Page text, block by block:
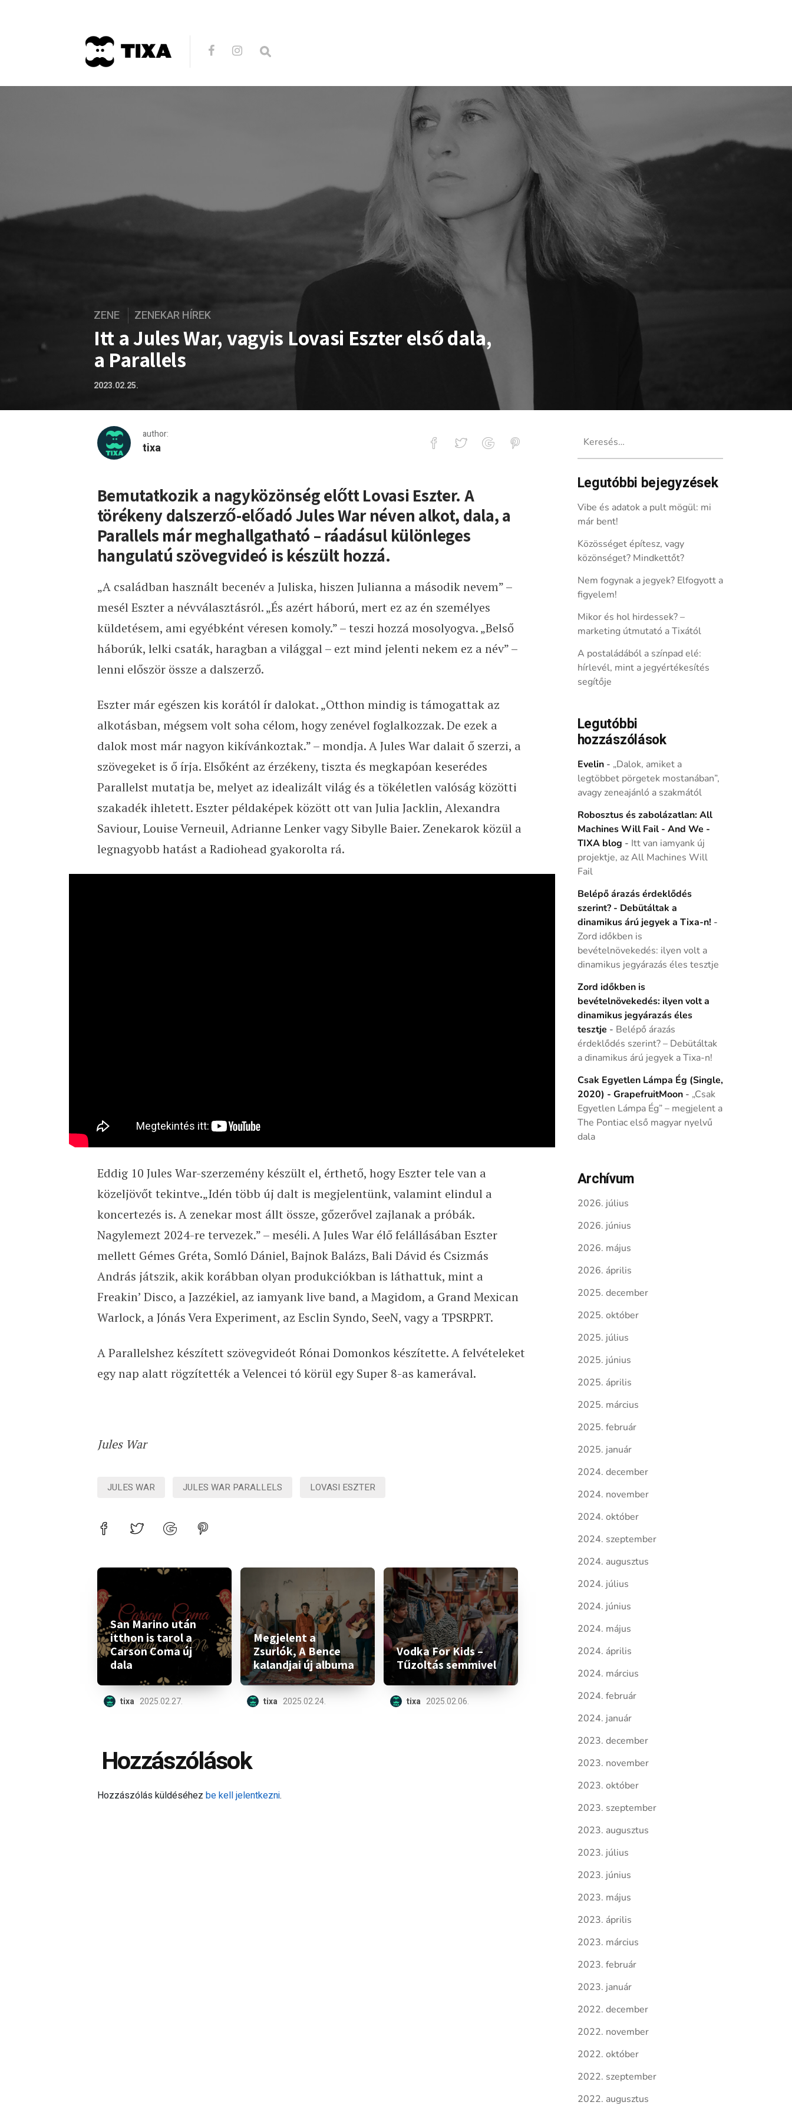
ZENE ZENEKAR HÍREK
Itt a Jules War, vagyis Lovasi Eszter első dala,
a Parallels
2023.02.25.
author:
tixa
Itt a Jules War, vagyis Lovasi Eszter első dala, a Parallels
Bemutatkozik a nagyközönség előtt Lovasi Eszter. A
törékeny dalszerző-előadó Jules War néven alkot, dala, a
Parallels már meghallgatható – ráadásul különleges
hangulatú szövegvideó is készült hozzá.
„A családban használt becenév a Juliska, hiszen Julianna a második nevem” –
mesél Eszter a névválasztásról. „És azért háború, mert ez az én személyes
küldetésem, ami egyébként véresen komoly.” – teszi hozzá mosolyogva. „Belső
háborúk, lelki csaták, haragban a világgal – ezt mind jelenti nekem ez a név” –
lenni először össze a dalszerző.
Eszter már egészen kis korától ír dalokat. „Otthon mindig is támogattak az
alkotásban, mégsem volt soha célom, hogy zenével foglalkozzak. De ezek a
dalok most már nagyon kikívánkoztak.” – mondja. A Jules War dalait ő szerzi, a
szövegeket is ő írja. Elsőként az érzékeny, tiszta és megkapóan keserédes
Parallelst mutatja be, melyet az idealizált világ és a tökéletlen valóság közötti
szakadék ihletett. Eszter példaképek között ott van Julia Jacklin, Alexandra
Saviour, Louise Verneuil, Adrianne Lenker vagy Sibylle Baier. Zenekarok közül a
legnagyobb hatást a Radiohead gyakorolta rá.
Eddig 10 Jules War-szerzemény készült el, érthető, hogy Eszter tele van a
közeljövőt tekintve.„Idén több új dalt is megjelentünk, valamint elindul a
koncertezés is. A zenekar most állt össze, gőzerővel zajlanak a próbák.
Nagylemezt 2024-re tervezek.” – meséli. A Jules War élő felállásában Eszter
mellett Gémes Gréta, Somló Dániel, Bajnok Balázs, Bali Dávid és Csizmás
András játszik, akik korábban olyan produkciókban is láthattuk, mint a
Freakin’ Disco, a Jazzékiel, az iamyank live band, a Magidom, a Grand Mexican
Warlock, a Jónás Vera Experiment, az Esclin Syndo, SeeN, vagy a TPSRPRT.
A Parallelshez készített szövegvideót Rónai Domonkos készítette. A felvételeket
egy nap alatt rögzítették a Velencei tó körül egy Super 8-as kamerával.
Jules War
JULES WAR JULES WAR PARALLELS LOVASI ESZTER
San Marino után
itthon is tarol a
Carson Coma új
dala
tixa 2025.02.27.
Megjelent a
Zsurlók, A Bence
kalandjai új albuma
tixa 2025.02.24.
Vodka For Kids –
Tűzoltás semmivel
tixa 2025.02.06.
Hozzászólások
Hozzászólás küldéséhez be kell jelentkezni.
Legutóbbi bejegyzések
Vibe és adatok a pult mögül: mi
már bent!
Közösséget építesz, vagy
közönséget? Mindkettőt?
Nem fogynak a jegyek? Elfogyott a
figyelem!
Mikor és hol hirdessek? –
marketing útmutató a Tixától
A postaládából a színpad elé:
hírlevél, mint a jegyértékesítés
segítője
Legutóbbi
hozzászólások
Evelin- „Dalok, amiket a
legtöbbet pörgetek mostanában”,
avagy zeneajánló a szakmától
Robosztus és zabolázatlan: All
Machines Will Fail - And We -
TIXA blog - Itt van iamyank új
projektje, az All Machines Will
Fail
Belépő árazás érdeklődés
szerint? - Debütáltak a
dinamikus árú jegyek a Tixa-n! -
Zord időkben is
bevételnövekedés: ilyen volt a
dinamikus jegyárazás éles tesztje
Zord időkben is
bevételnövekedés: ilyen volt a
dinamikus jegyárazás éles
tesztje - Belépő árazás
érdeklődés szerint? – Debütáltak
a dinamikus árú jegyek a Tixa-n!
Csak Egyetlen Lámpa Ég (Single,
2020) - GrapefruitMoon- „Csak
Egyetlen Lámpa Ég” – megjelent a
The Pontiac első magyar nyelvű
dala
Archívum
2026. július
2026. június
2026. május
2026. április
2025. december
2025. október
2025. július
2025. június
2025. április
2025. március
2025. február
2025. január
2024. december
2024. november
2024. október
2024. szeptember
2024. augusztus
2024. július
2024. június
2024. május
2024. április
2024. március
2024. február
2024. január
2023. december
2023. november
2023. október
2023. szeptember
2023. augusztus
2023. július
2023. június
2023. május
2023. április
2023. március
2023. február
2023. január
2022. december
2022. november
2022. október
2022. szeptember
2022. augusztus